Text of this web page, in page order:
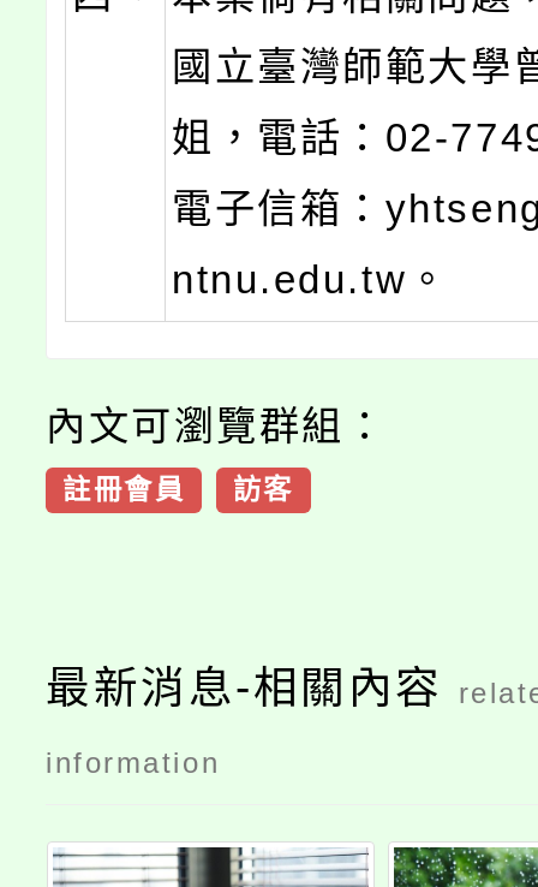
國立臺灣師範大學
姐，電話：02-
電子信箱：
ntnu.edu.tw。
內文可瀏覽群組：
註冊會員 訪客
最新消息-相關內容
information